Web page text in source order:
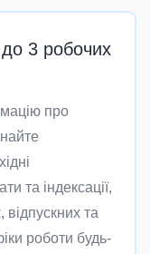
3 робочих
про
та індексації,
відпускних та
роботи будь-